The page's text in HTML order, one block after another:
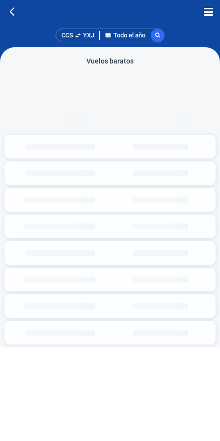
CCS YXJ Todo el año
Vuelos baratos